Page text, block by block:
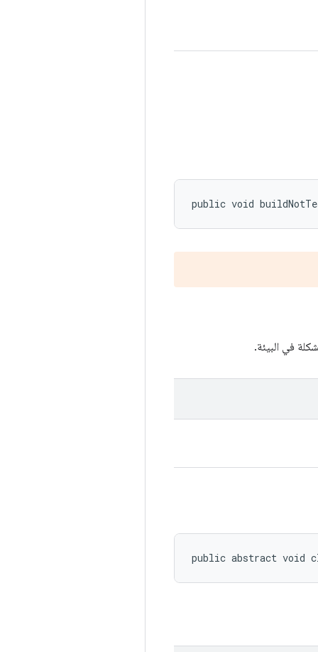
public void
public abstract void